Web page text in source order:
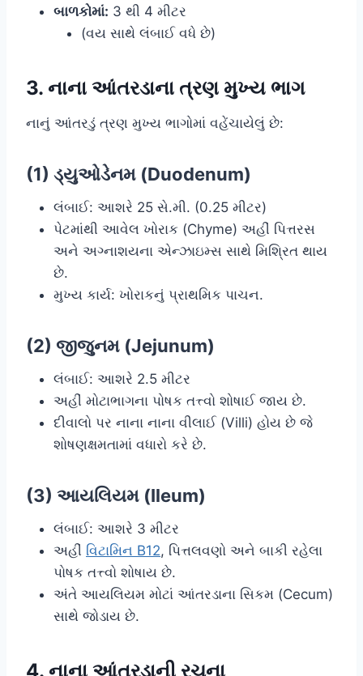
બાળકોમાં: 3 થી 4 મીટર
(વય સાથે લંબાઈ વધે છે)
3. નાના આંતરડાના ત્રણ મુખ્ય ભાગ
નાનું આંતરડું ત્રણ મુખ્ય ભાગોમાં વહેંચાયેલું છે:
(1) ડ્યુઓડેનમ (Duodenum)
લંબાઈ: આશરે 25 સે.મી. (0.25 મીટર)
પેટમાંથી આવેલ ખોરાક (Chyme) અહીં પિત્તરસ
અને અગ્નાશયના એન્ઝાઇમ્સ સાથે મિશ્રિત થાય
છે.
મુખ્ય કાર્ય: ખોરાકનું પ્રાથમિક પાચન.
(2) જીજુનમ (Jejunum)
લંબાઈ: આશરે 2.5 મીટર
અહીં મોટાભાગના પોષક તત્ત્વો શોષાઈ જાય છે.
દીવાલો પર નાના નાના વીલાઈ (Villi) હોય છે જે
શોષણક્ષમતામાં વધારો કરે છે.
(3) આયલિયમ (Ileum)
લંબાઈ: આશરે 3 મીટર
અહીં વિટામિન B12, પિત્તલવણો અને બાકી રહેલા
પોષક તત્ત્વો શોષાય છે.
અંતે આયલિયમ મોટાં આંતરડાના સિકમ (Cecum)
સાથે જોડાય છે.
4. નાના આંતરડાની રચના